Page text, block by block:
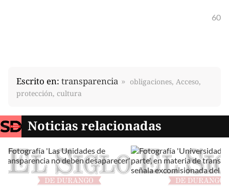
60
Escrito en: transparencia
obligaciones, Acceso,
protección, cultura
Noticias relacionadas